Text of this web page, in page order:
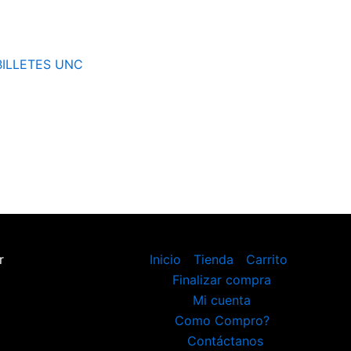
UNC
Inicio Tienda
Carrito
Finalizar compra
Mi cuenta
Como Compro?
Contáctanos